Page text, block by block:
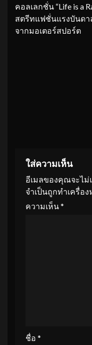
คอลเลกชั่น “Life is a
สตรีทแฟชั่นแรงบันดา
จากมอเตอร์สปอร์ต
ใส่ความเห็น
อีเมลของคุณจะไ
จำเป็นถูกทำเครื่อ
ความเห็น*
ชื่อ *